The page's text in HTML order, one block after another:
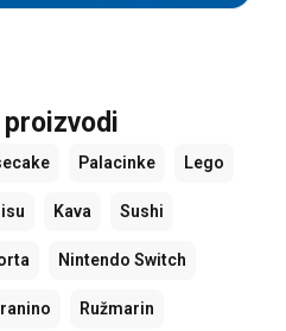
Palacinke Lego
Kava Sushi
Nintendo Switch
Ružmarin